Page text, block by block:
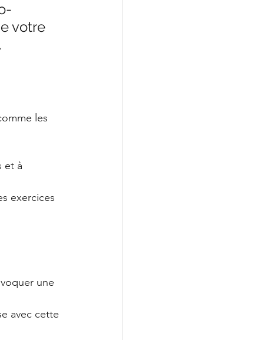
votre
les
et à
exercices
une
avec cette